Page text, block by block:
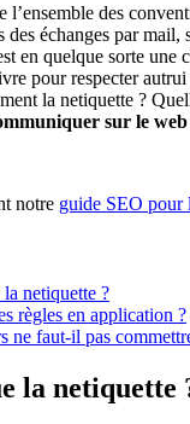
l’ensemble des
échanges par mail,
en quelque sorte une
pour respecter
la netiquette ?
sur le web
notre guide SEO pour
la netiquette ?
règles en application ?
ne faut-il pas
la netiquette